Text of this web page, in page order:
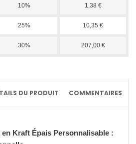
10% 1,38 €
25% 10,35 €
30% 207,00 €
DU PRODUIT COMMENTAIRES
Kraft Épais Personnalisable :